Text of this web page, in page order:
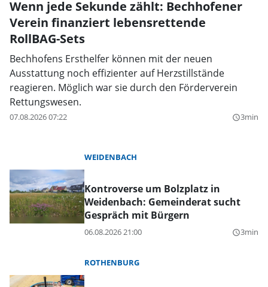
Wenn jede Sekunde zählt: Bechhofener
Verein finanziert lebensrettende
RollBAG-Sets
Bechhofens Ersthelfer können mit der neuen
Ausstattung noch effizienter auf Herzstillstände
reagieren. Möglich war sie durch den Förderverein
Rettungswesen.
07.08.2026 07:22 query_builder3min
WEIDENBACH
Kontroverse um Bolzplatz in
Weidenbach: Gemeinderat sucht
Gespräch mit Bürgern
06.08.2026 21:00 query_builder3min
ROTHENBURG